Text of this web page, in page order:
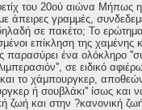
του 20ού αιώνα Μήπως η
άπειρες γραμμές,
σε πακέτο; Το
επίκληση της χαμένης
παρασύρει ένα ολόκληρο
σε ειδικό
το χάμπουργκερ,
ή σουβλάκι'' ίσως και
ζωή και στην ?κανονική